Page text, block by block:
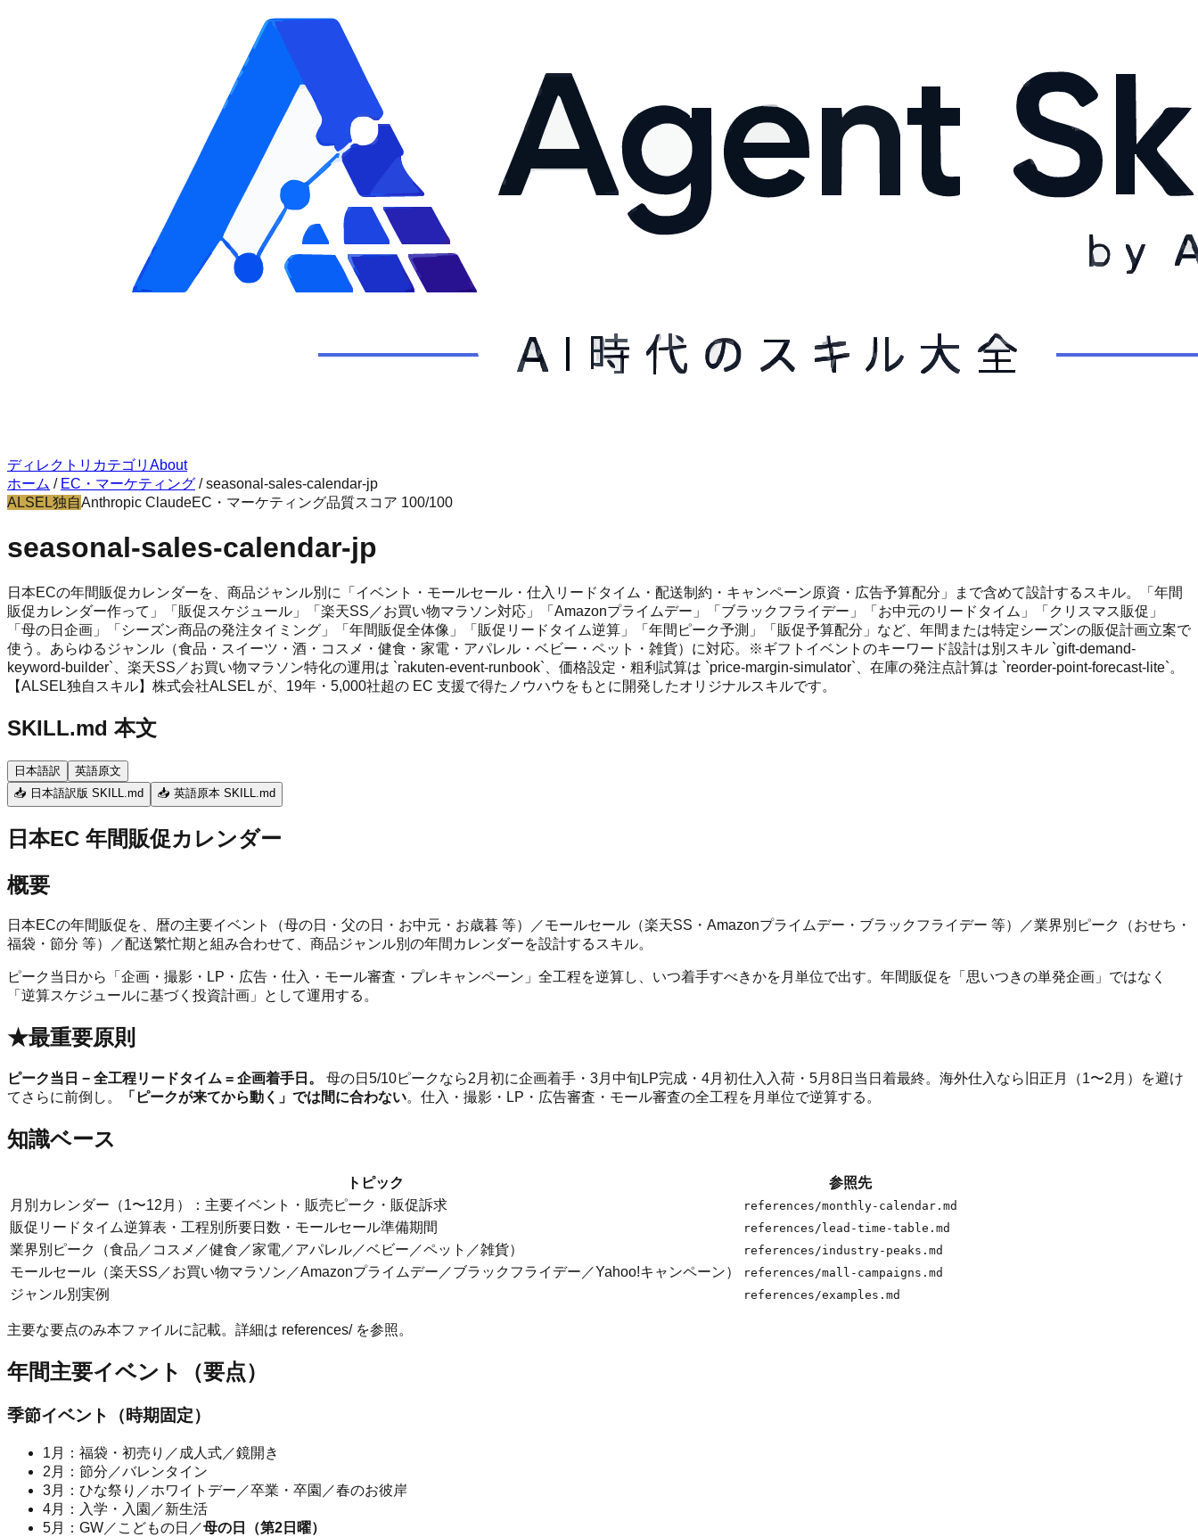
ディレクトリ カテゴリ About
ホーム / EC・マーケティング /seasonal-sales-calendar-jp
ALSEL独自Anthropic ClaudeEC・マーケティング品質スコア 100/100
seasonal-sales-calendar-jp
日本ECの年間販促カレンダーを、商品ジャンル別に「イベント・モールセール・仕入リードタイム・配送制約・キャンペーン原資・広告予算配分」まで含めて設計するスキル。「年間
販促カレンダー作って」「販促スケジュール」「楽天SS／お買い物マラソン対応」「Amazonプライムデー」「ブラックフライデー」「お中元のリードタイム」「クリスマス販促」
「母の日企画」「シーズン商品の発注タイミング」「年間販促全体像」「販促リードタイム逆算」「年間ピーク予測」「販促予算配分」など、年間または特定シーズンの販促計画立案で
使う。あらゆるジャンル（食品・スイーツ・酒・コスメ・健食・家電・アパレル・ベビー・ペット・雑貨）に対応。※ギフトイベントのキーワード設計は別スキル `gift-demand-
keyword-builder`、楽天SS／お買い物マラソン特化の運用は `rakuten-event-runbook`、価格設定・粗利試算は `price-margin-simulator`、在庫の発注点計算は `reorder-point-forecast-lite`。
【ALSEL独自スキル】株式会社ALSEL が、19年・5,000社超の EC 支援で得たノウハウをもとに開発したオリジナルスキルです。
SKILL.md 本文
日本語訳
英語原文
📥 日本語訳版 SKILL.md
📥 英語原本 SKILL.md
日本EC 年間販促カレンダー
概要
日本ECの年間販促を、暦の主要イベント（母の日・父の日・お中元・お歳暮 等）／モールセール（楽天SS・Amazonプライムデー・ブラックフライデー 等）／業界別ピーク（おせち・
福袋・節分 等）／配送繁忙期と組み合わせて、商品ジャンル別の年間カレンダーを設計するスキル。
ピーク当日から「企画・撮影・LP・広告・仕入・モール審査・プレキャンペーン」全工程を逆算し、いつ着手すべきかを月単位で出す。年間販促を「思いつきの単発企画」ではなく
「逆算スケジュールに基づく投資計画」として運用する。
★最重要原則
ピーク当日 − 全工程リードタイム = 企画着手日。
母の日5/10ピークなら2月初に企画着手・3月中旬LP完成・4月初仕入入荷・5月8日当日着最終。海外仕入なら旧正月（1〜2月）を避け
てさらに前倒し。
「ピークが来てから動く」では間に合わない。仕入・撮影・LP・広告審査・モール審査の全工程を月単位で逆算する。
知識ベース
トピック
参照先
月別カレンダー（1〜12月）：主要イベント・販売ピーク・販促訴求
references/monthly-calendar.md
販促リードタイム逆算表・工程別所要日数・モールセール準備期間 references/lead-time-table.md
業界別ピーク（食品／コスメ／健食／家電／アパレル／ベビー／ペット／雑貨） references/industry-peaks.md
モールセール（楽天SS／お買い物マラソン／Amazonプライムデー／ブラックフライデー／Yahoo!キャンペーン） references/mall-campaigns.md
ジャンル別実例 references/examples.md
主要な要点のみ本ファイルに記載。詳細は references/ を参照。
年間主要イベント（要点）
季節イベント（時期固定）
1月：福袋・初売り／成人式／鏡開き
2月：節分／バレンタイン
3月：ひな祭り／ホワイトデー／卒業・卒園／春のお彼岸
4月：入学・入園／新生活
5月：GW／こどもの日／母の日（第2日曜）